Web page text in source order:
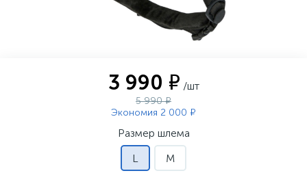
3 990 ₽ /шт
5 990 ₽
Экономия 2 000 ₽
Размер шлема
L
M